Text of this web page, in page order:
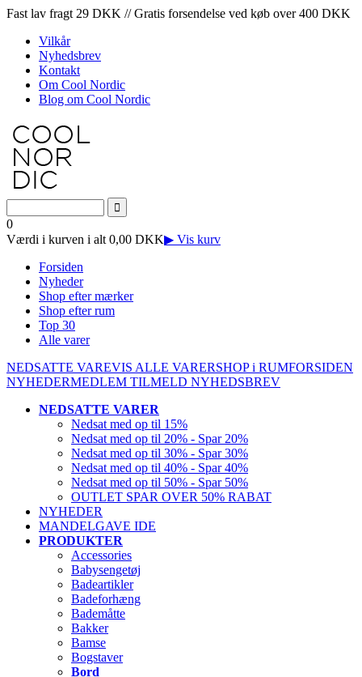
Fast lav fragt 29 DKK // Gratis forsendelse ved køb over 400 DKK
Vilkår
Nyhedsbrev
Kontakt
Om Cool Nordic
Blog om Cool Nordic
0
Værdi i kurven i alt 0,00 DKK▶ Vis kurv
Forsiden
Nyheder
Shop efter mærker
Shop efter rum
Top 30
Alle varer
NEDSATTE VAREVIS ALLE VARERSHOP i RUMFORSIDEN
NYHEDERMEDLEM TILMELD NYHEDSBREV
NEDSATTE VARER
Nedsat med op til 15%
Nedsat med op til 20% - Spar 20%
Nedsat med op til 30% - Spar 30%
Nedsat med op til 40% - Spar 40%
Nedsat med op til 50% - Spar 50%
OUTLET SPAR OVER 50% RABAT
NYHEDER
MANDELGAVE IDE
PRODUKTER
Accessories
Babysengetøj
Badeartikler
Badeforhæng
Bademåtte
Bakker
Bamse
Bogstaver
Bord